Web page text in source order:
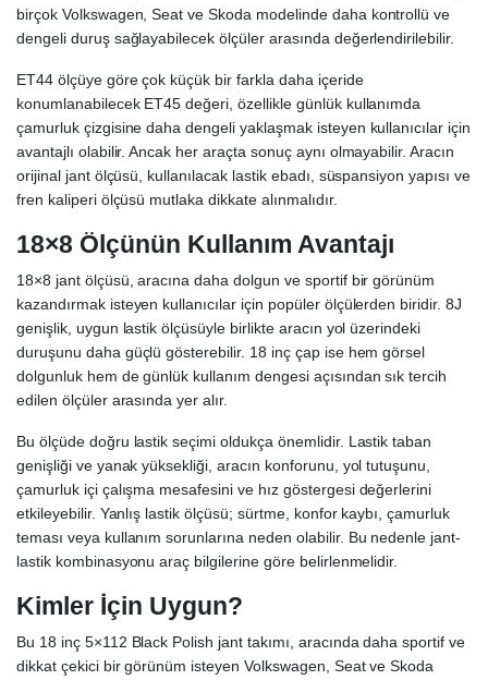
birçok Volkswagen, Seat ve Skoda modelinde daha kontrollü ve
dengeli duruş sağlayabilecek ölçüler arasında değerlendirilebilir.
ET44 ölçüye göre çok küçük bir farkla daha içeride
konumlanabilecek ET45 değeri, özellikle günlük kullanımda
çamurluk çizgisine daha dengeli yaklaşmak isteyen kullanıcılar için
avantajlı olabilir. Ancak her araçta sonuç aynı olmayabilir. Aracın
orijinal jant ölçüsü, kullanılacak lastik ebadı, süspansiyon yapısı ve
fren kaliperi ölçüsü mutlaka dikkate alınmalıdır.
18×8 Ölçünün Kullanım Avantajı
18×8 jant ölçüsü, aracına daha dolgun ve sportif bir görünüm
kazandırmak isteyen kullanıcılar için popüler ölçülerden biridir. 8J
genişlik, uygun lastik ölçüsüyle birlikte aracın yol üzerindeki
duruşunu daha güçlü gösterebilir. 18 inç çap ise hem görsel
dolgunluk hem de günlük kullanım dengesi açısından sık tercih
edilen ölçüler arasında yer alır.
Bu ölçüde doğru lastik seçimi oldukça önemlidir. Lastik taban
genişliği ve yanak yüksekliği, aracın konforunu, yol tutuşunu,
çamurluk içi çalışma mesafesini ve hız göstergesi değerlerini
etkileyebilir. Yanlış lastik ölçüsü; sürtme, konfor kaybı, çamurluk
teması veya kullanım sorunlarına neden olabilir. Bu nedenle jant-
lastik kombinasyonu araç bilgilerine göre belirlenmelidir.
Kimler İçin Uygun?
Bu 18 inç 5×112 Black Polish jant takımı, aracında daha sportif ve
dikkat çekici bir görünüm isteyen Volkswagen, Seat ve Skoda